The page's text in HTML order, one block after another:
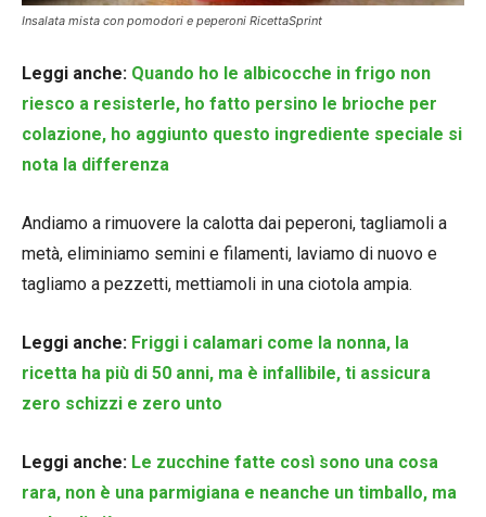
Insalata mista con pomodori e peperoni RicettaSprint
Leggi anche: Quando ho le albicocche in frigo non
riesco a resisterle, ho fatto persino le brioche per
colazione, ho aggiunto questo ingrediente speciale si
nota la differenza
Andiamo a rimuovere la calotta dai peperoni, tagliamoli a
metà, eliminiamo semini e filamenti, laviamo di nuovo e
tagliamo a pezzetti, mettiamoli in una ciotola ampia.
Leggi anche: Friggi i calamari come la nonna, la
ricetta ha più di 50 anni, ma è infallibile, ti assicura
zero schizzi e zero unto
Leggi anche: Le zucchine fatte così sono una cosa
rara, non è una parmigiana e neanche un timballo, ma